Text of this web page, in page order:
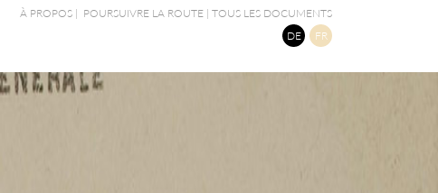
À PROPOS | POURSUIVRE LA ROUTE | TOUS LES DOCUMENTS
DE
FR